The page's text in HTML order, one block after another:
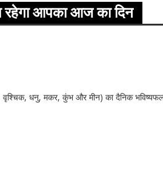
रहेगा आपका आज का दिन
धनु, मकर, कुंभ और मीन) का दैनिक